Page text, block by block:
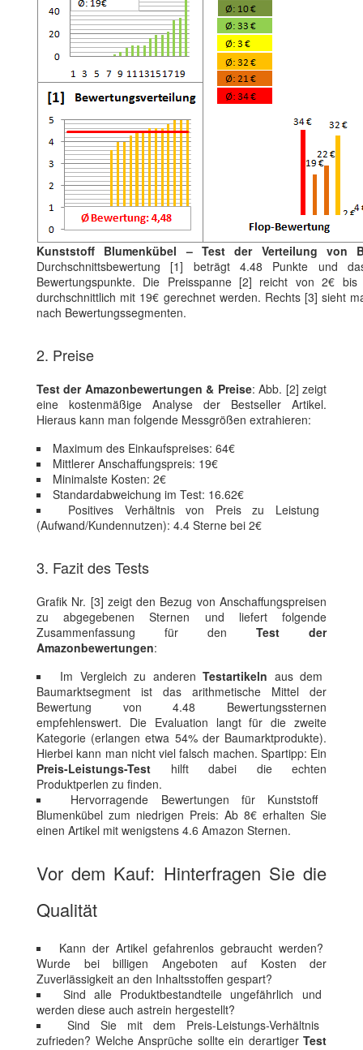
Kunststoff Blumenkübel – Test der Verteilung von
Durchschnittsbewertung [1] beträgt 4.48 Punkte und
Bewertungspunkte. Die Preisspanne [2] reicht von 2€
durchschnittlich mit 19€ gerechnet werden. Rechts [3] sieht
nach Bewertungssegmenten.
2. Preise
Test der Amazonbewertungen & Preise: Abb. [2] zeigt
eine kostenmäßige Analyse der Bestseller Artikel.
Hieraus kann man folgende Messgrößen extrahieren:
Maximum des Einkaufspreises: 64€
Mittlerer Anschaffungspreis: 19€
Minimalste Kosten: 2€
Standardabweichung im Test: 16.62€
Positives Verhältnis von Preis zu Leistung
(Aufwand/Kundennutzen): 4.4 Sterne bei 2€
3. Fazit des Tests
Grafik Nr. [3] zeigt den Bezug von Anschaffungspreisen
zu abgegebenen Sternen und liefert folgende
Zusammenfassung für den Test der
Amazonbewertungen:
Im Vergleich zu anderenTestartikeln aus dem
Baumarktsegment ist das arithmetische Mittel der
Bewertung von 4.48 Bewertungssternen
empfehlenswert. Die Evaluation langt für die zweite
Kategorie (erlangen etwa 54% der Baumarktprodukte).
Hierbei kann man nicht viel falsch machen. Spartipp: Ein
Preis-Leistungs-Test hilft dabei die echten
Produktperlen zu finden.
Hervorragende Bewertungen für Kunststoff
Blumenkübel zum niedrigen Preis: Ab 8€ erhalten Sie
einen Artikel mit wenigstens 4.6 Amazon Sternen.
Vor dem Kauf: Hinterfragen Sie die
Qualität
Kann der Artikel gefahrenlos gebraucht werden?
Wurde bei billigen Angeboten auf Kosten der
Zuverlässigkeit an den Inhaltsstoffen gespart?
Sind alle Produktbestandteile ungefährlich und
werden diese auch astrein hergestellt?
Sind Sie mit dem Preis-Leistungs-Verhältnis
zufrieden? Welche Ansprüche sollte ein derartiger Test